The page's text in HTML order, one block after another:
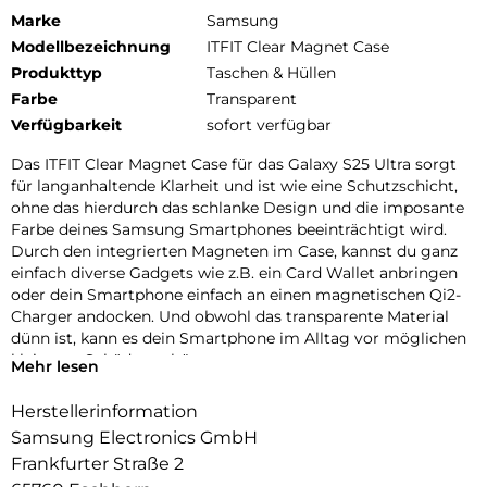
Marke
Samsung
Modellbezeichnung
ITFIT Clear Magnet Case
Produkttyp
Taschen & Hüllen
Farbe
Transparent
Verfügbarkeit
sofort verfügbar
Das ITFIT Clear Magnet Case für das Galaxy S25 Ultra sorgt
für langanhaltende Klarheit und ist wie eine Schutzschicht,
ohne das hierdurch das schlanke Design und die imposante
Farbe deines Samsung Smartphones beeinträchtigt wird.
Durch den integrierten Magneten im Case, kannst du ganz
einfach diverse Gadgets wie z.B. ein Card Wallet anbringen
oder dein Smartphone einfach an einen magnetischen Qi2-
Charger andocken. Und obwohl das transparente Material
dünn ist, kann es dein Smartphone im Alltag vor möglichen
kleineren Schäden schützen.
Mehr lesen
Herstellerinformation
Samsung Electronics GmbH
Frankfurter Straße 2